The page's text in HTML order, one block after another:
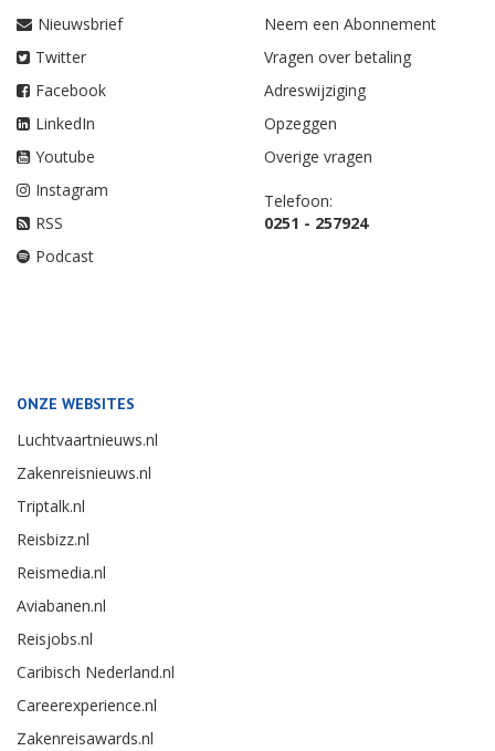
Nieuwsbrief
Twitter
Facebook
LinkedIn
Youtube
Instagram
RSS
Podcast
Neem een Abonnement
Vragen over betaling
Adreswijziging
Opzeggen
Overige vragen
Telefoon:
0251 - 257924
ONZE WEBSITES
Luchtvaartnieuws.nl
Zakenreisnieuws.nl
Triptalk.nl
Reisbizz.nl
Reismedia.nl
Aviabanen.nl
Reisjobs.nl
Caribisch Nederland.nl
Careerexperience.nl
Zakenreisawards.nl